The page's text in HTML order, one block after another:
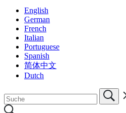
English
German
French
Italian
Portuguese
Spanish
简体中文
Dutch